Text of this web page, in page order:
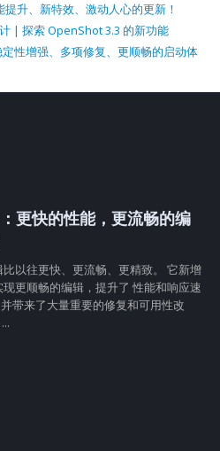
升、新特效、激动人心的更新！
| 探索 OpenShot 3.3 的新功能
性增强、多项修复、更顺畅的启动体
更快的性能，更流畅的编
以往更快、更流畅、更精致。 它新增
更顺畅的编辑，提升了 性能和响应速
带来了大量重要的修复和可用性改